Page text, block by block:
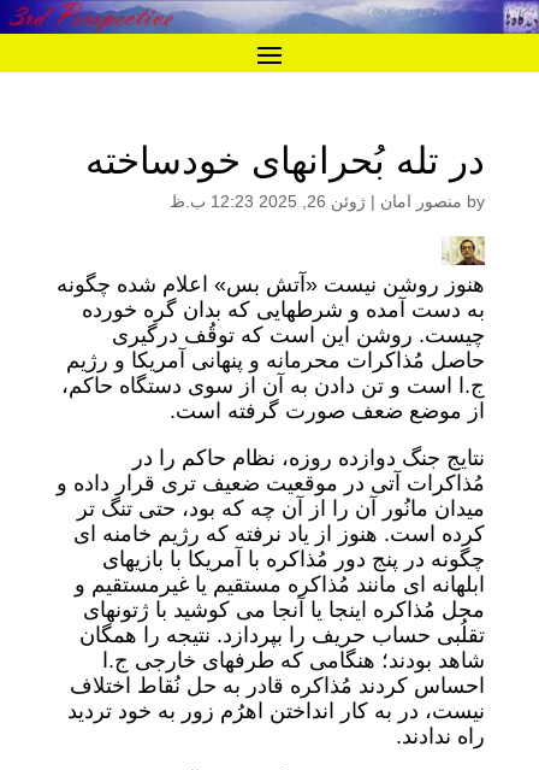
در تله بُحرانهای خودساخته
by منصور امان | ژوئن 26, 2025 12:23 ب.ظ
هنوز روشن نیست «آتش بس» اعلام شده چگونه
به دست آمده و شرطهایی که بدان گره خورده
چیست. روشن این است که توقُف درگیری
حاصل مُذاکرات محرمانه و پنهانی آمریکا و رژیم
ج.ا است و تن دادن به آن از سوی دستگاه حاکم،
از موضع ضعف صورت گرفته است.
نتایج جنگ دوازده روزه، نظام حاکم را در
مُذاکرات آتی در موقعیت ضعیف تری قرار داده و
میدان مانُور آن را از آن چه که بود، حتی تنگ تر
کرده است. هنوز از یاد نرفته که رژیم خامنه ای
چگونه در پنج دور مُذاکره با آمریکا با بازیهای
ابلهانه ای مانند مُذاکره مستقیم یا غیرمستقیم و
محل مُذاکره اینجا یا آنجا می کوشید با ژتونهای
تقلُبی حساب حریف را بپردازد. نتیجه را همگان
شاهد بودند؛ هنگامی که طرفهای خارجی ج.ا
احساس کردند مُذاکره قادر به حل نُقاط اختلاف
نیست، در به کار انداختن اهرُم زور به خود تردید
راه ندادند.